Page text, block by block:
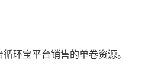
环宝平台销售的单卷资源。